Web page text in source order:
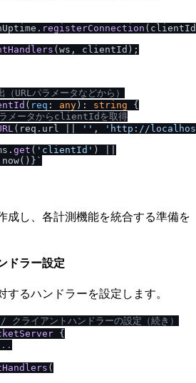
. registerConnection
(ws, clientId);
URLパラメータなどから）
( req : any): string {
メータからclientIdを取得
(req. url '' , 'http: / /
. get ( 'clientId' ) ||
`
成し、各計測機能を統合する準備を
ドラー設定
るハンドラーを設定します。
/ クライアントハンドラーの設定（続き）
{
(